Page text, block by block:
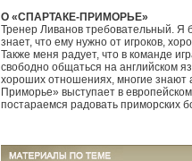
О «СПАРТАКЕ-ПРИМОРЬЕ»
Тренер Ливанов требовательный. Я
знает, что ему нужно от игроков,
Также меня радует, что в команде
свободно общаться на английском
хороших отношениях, многие знают
Приморье» выступает в
постараемся радовать приморских